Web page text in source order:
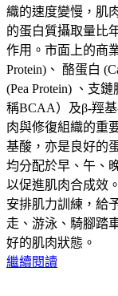
織的速度變慢，肌
的蛋白質攝取量比
作用。市面上的商
Protein)、 酪蛋白
(Pea Protein) 、支
稱BCAA）及β-羥
肉與修復組織的重
基酸，亦是良好的
均分配於早、午、
以促進肌肉合成效
安排肌力訓練，給
走、游泳、騎腳踏
好的肌肉狀態。
繼續閱讀